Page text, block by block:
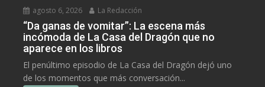
agosto 6, 2026 La Redacción
“Da ganas de vomitar”: La escena más
incómoda de La Casa del Dragón que no
aparece en los libros
El penúltimo episodio de La Casa del Dragón dejó uno
de los momentos que más conversación...